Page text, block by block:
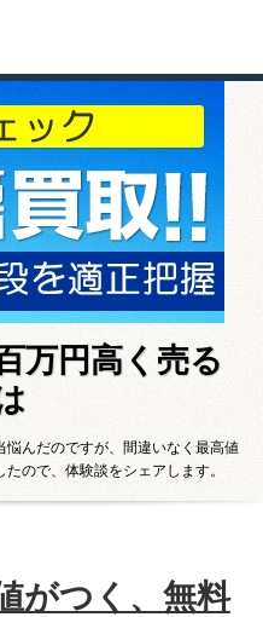
万円高く売る
んだのですが、間違いなく最高値
ので、体験談をシェアします。
がつく、無料